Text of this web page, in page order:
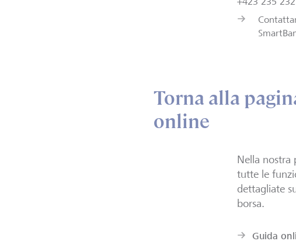
Torna alla
online
Nella nostra
tutte le
dettagliate
borsa.
Guida